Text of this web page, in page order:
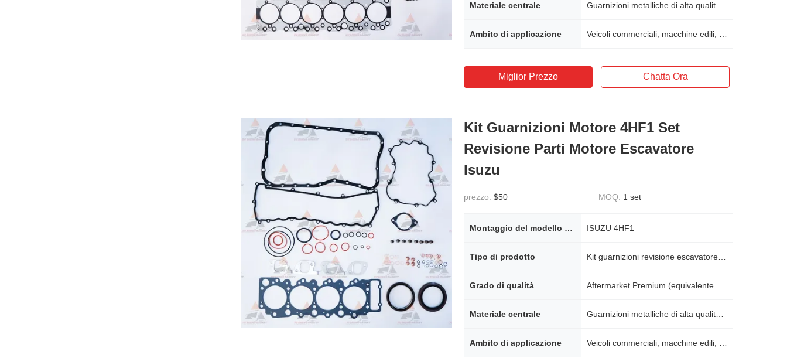
Materiale centrale
Ambito di applicazione
Miglior Prezzo Chatta Ora
Kit Guarnizioni Motore 4HF1 Set
Revisione Parti Motore Escavatore
Isuzu
prezzo: $50 MOQ: 1 set
Montaggio del modello del motore ISUZU 4HF1
Tipo di prodotto
Grado di qualità
Materiale centrale
Ambito di applicazione